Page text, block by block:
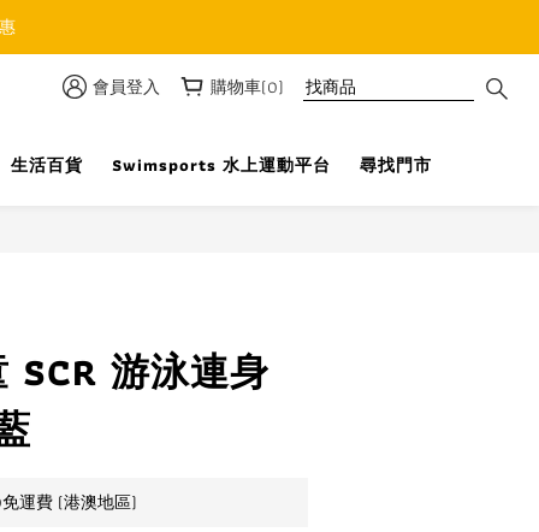
會員登入 購物車(0)
生活百貨 Swimsports 水上運動平台 尋找門市
游泳連身
運費 (港澳地區)